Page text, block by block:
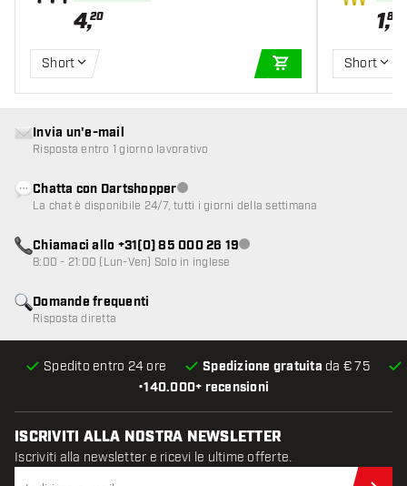
4,20
Short
AGGIUNGI AL
1,80
Short
•140.000+ recensioni
Spedito entro 24 ore Spedizione gratuita da € 75
Domande frequenti
Risposta diretta
Invia un'e-mail
Risposta entro 1 giorno lavorativo
Chatta con DartshopperServizio clienti non disponibile
La chat è disponibile 24/7, tutti i giorni della settimana
Chiamaci allo +31(0) 85 000 26 19Servizio clienti non disponibile
8:00 - 21:00 (Lun-Ven) Solo in inglese
ISCRIVITI ALLA NOSTRA NEWSLETTER
Iscriviti alla newsletter e ricevi le ultime offerte.